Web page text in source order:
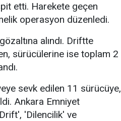
etti. Harekete geçen
operasyon düzenledi.
alındı. Driftte
sürücülerine ise toplam 2
sevk edilen 11 sürücüye,
Ankara Emniyet
'Dilencilik' ve